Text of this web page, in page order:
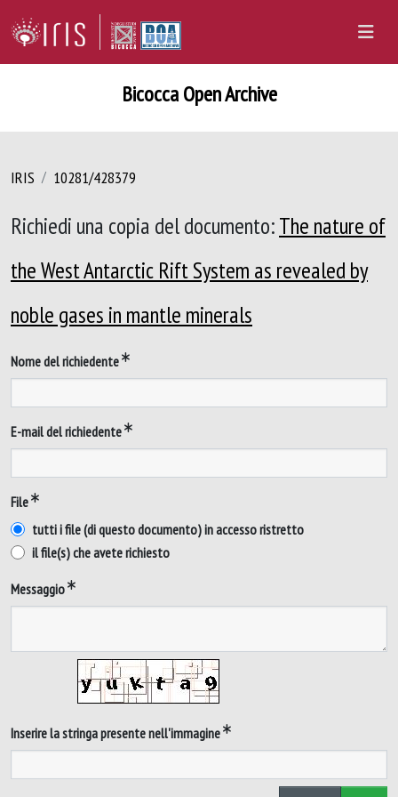
Bicocca Open Archive
IRIS 10281/428379
Richiedi una copia del documento:The nature of
the West Antarctic Rift System as revealed by
noble gases in mantle minerals
Nome del richiedente
E-mail del richiedente
File
tutti i file (di questo documento) in accesso ristretto
il file(s) che avete richiesto
Messaggio
Inserire la stringa presente nell'immagine